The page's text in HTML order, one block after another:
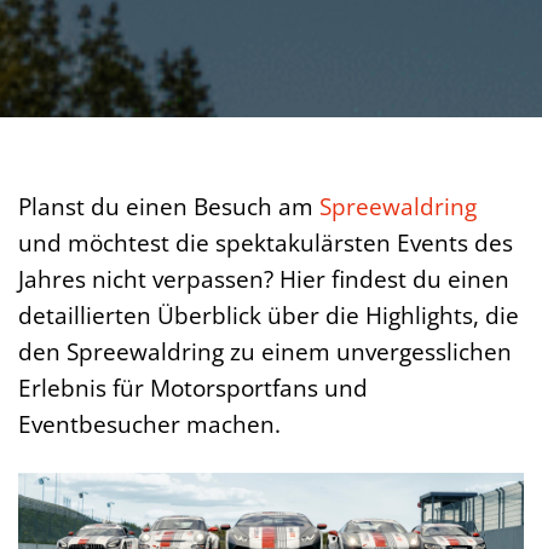
Planst du einen Besuch am Spreewaldring
und möchtest die spektakulärsten Events des
Jahres nicht verpassen? Hier findest du einen
detaillierten Überblick über die Highlights, die
den Spreewaldring zu einem unvergesslichen
Erlebnis für Motorsportfans und
Eventbesucher machen.